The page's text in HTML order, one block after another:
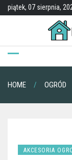
piątek, 07 sierpnia,
HOME OGRÓD
AKCESORIA